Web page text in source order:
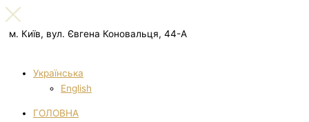
м. Київ, вул. Євгена Коновальця, 44-А
Українська
English
ГОЛОВНА